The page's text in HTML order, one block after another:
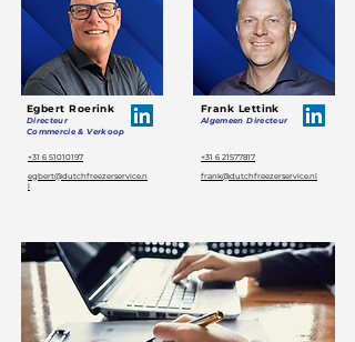
Egbert Roerink
Directeur
Commercie & Verkoop
+31 6 51010197
egbert@dutchfreezerservice.n
l
Frank Lettink
Algemeen Directeur
+31 6 21577817
frank@dutchfreezerservice.nl